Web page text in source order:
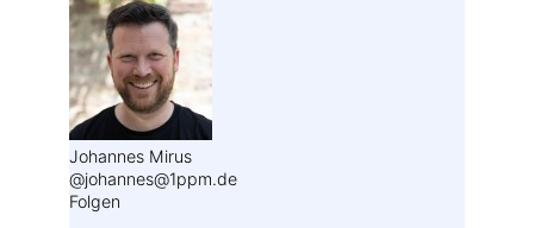
Johannes Mirus
@johannes@1ppm.de
Folgen